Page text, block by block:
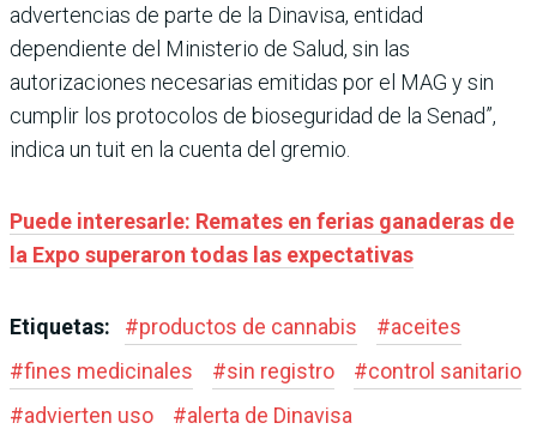
advertencias de parte de la Dinavisa, entidad
dependiente del Ministerio de Salud, sin las
autorizaciones necesarias emitidas por el MAG y sin
cumplir los protocolos de bioseguridad de la Senad”,
indica un tuit en la cuenta del gremio.
Puede interesarle: Remates en ferias ganaderas de
la Expo superaron todas las expectativas
Etiquetas: #productos de cannabis #aceites
#fines medicinales #sin registro #control sanitario
#advierten uso #alerta de Dinavisa